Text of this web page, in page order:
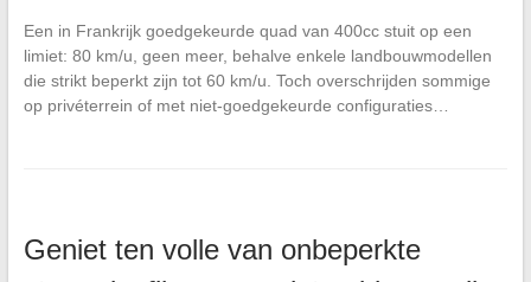
Een in Frankrijk goedgekeurde quad van 400cc stuit op een
limiet: 80 km/u, geen meer, behalve enkele landbouwmodellen
die strikt beperkt zijn tot 60 km/u. Toch overschrijden sommige
op privéterrein of met niet-goedgekeurde configuraties…
Geniet ten volle van onbeperkte